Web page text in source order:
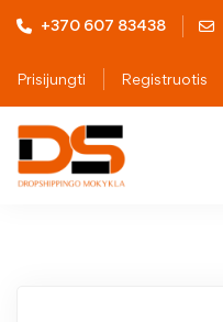
+370 607 83438
Prisijungti Registruotis